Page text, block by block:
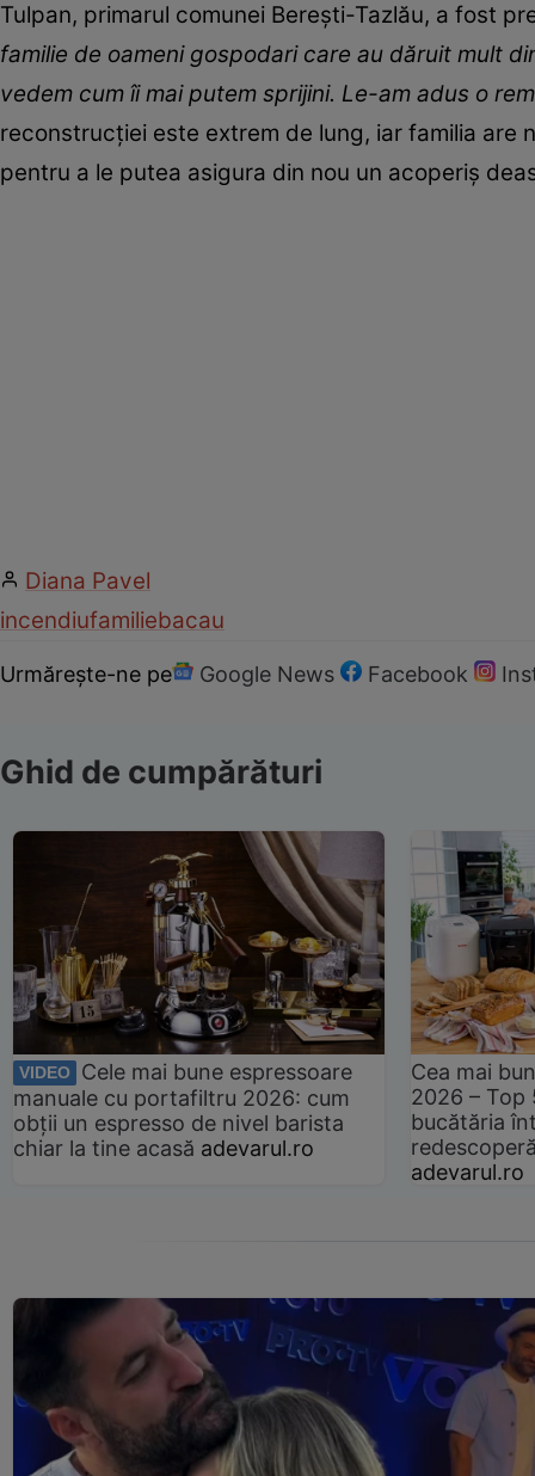
Tulpan, primarul comunei Berești-Tazlău, a fost
familie de oameni gospodari care au dăruit mult
vedem cum îi mai putem sprijini. Le-am adus o
reconstrucției este extrem de lung, iar familia
pentru a le putea asigura din nou un acoperiș
Diana Pavel
incendiufamiliebacau
Urmărește-ne pe Google News Facebook
Ghid de cumpărături
VIDEO
Cele mai bune espressoare
manuale cu portafiltru 2026: cum
obții un espresso de nivel barista
chiar la tine acasă adevarul.ro
Cea mai
2026 –
bucătăria
adevarul.ro